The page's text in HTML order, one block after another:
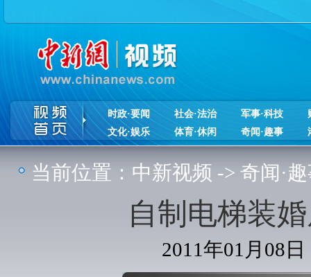
时政·要闻 社会·法治 军事·科技
文化·娱乐
体育·休闲 奇闻·趣事
当前位置： 中新视频 -> 奇闻·
自制电梯装
2011年01月08